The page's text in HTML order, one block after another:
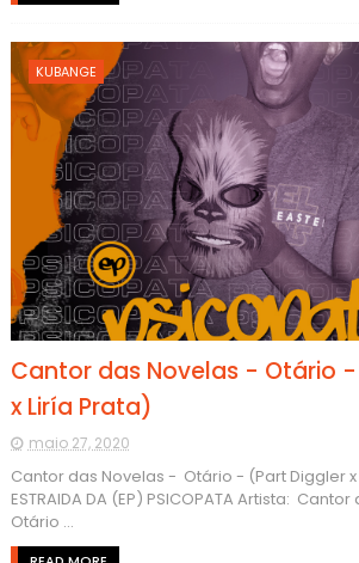
KUBANGE
Cantor das Novelas - Otário
x Liría Prata)
maio 27, 2020
Cantor das Novelas - Otário - (Part Diggler x
ESTRAIDA DA (EP) PSICOPATA Artista:
Otário ...